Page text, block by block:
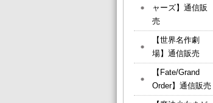
ャーズ】通信販
売
【世界名作劇
場】通信販売
【Fate/Grand
Order】通信販売